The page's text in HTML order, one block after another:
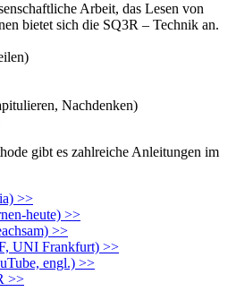
Arbeit, das Lesen von
bietet sich die SQ3R – Technik an.
Nachdenken)
gibt es zahlreiche Anleitungen im
>>
heute) >>
>>
UNI Frankfurt) >>
engl.) >>
>>